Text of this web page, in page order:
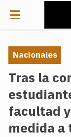
Tras la
facultad
medida a
Nacionales